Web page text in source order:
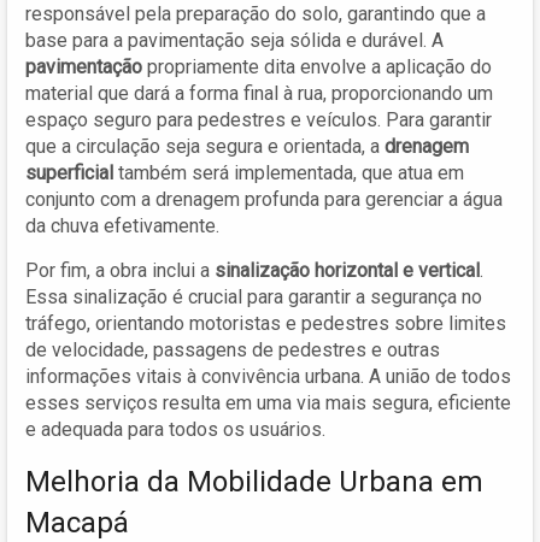
responsável pela preparação do solo, garantindo que a
base para a pavimentação seja sólida e durável. A
pavimentação propriamente dita envolve a aplicação do
material que dará a forma final à rua, proporcionando um
espaço seguro para pedestres e veículos. Para garantir
que a circulação seja segura e orientada, a drenagem
superficial também será implementada, que atua em
conjunto com a drenagem profunda para gerenciar a água
da chuva efetivamente.
Por fim, a obra inclui a sinalização horizontal e vertical.
Essa sinalização é crucial para garantir a segurança no
tráfego, orientando motoristas e pedestres sobre limites
de velocidade, passagens de pedestres e outras
informações vitais à convivência urbana. A união de todos
esses serviços resulta em uma via mais segura, eficiente
e adequada para todos os usuários.
Melhoria da Mobilidade Urbana em
Macapá